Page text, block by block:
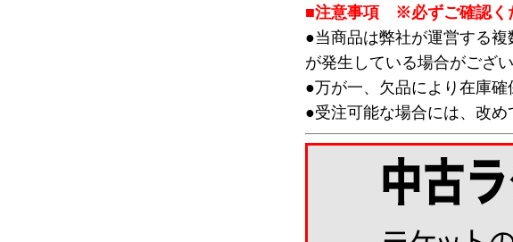
■注意事項 ※必ずご確認く
●当商品は弊社が運営する
が発生している場合がござい
●万が一、欠品により在庫
●受注可能な場合には、改め